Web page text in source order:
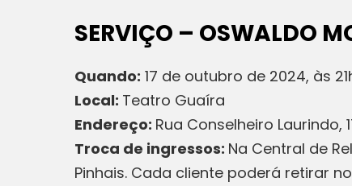
SERVIÇO – OSWALDO
Quando: 17 de outubro de 2024, às
Local: Teatro Guaíra
Endereço: Rua Conselheiro Laurindo,
Troca de ingressos: Na Central de
Pinhais. Cada cliente poderá retirar